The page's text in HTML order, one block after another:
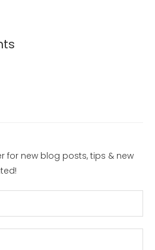
for new blog posts, tips & new